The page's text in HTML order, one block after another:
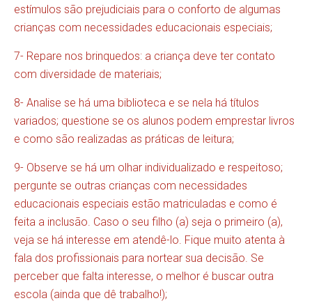
estímulos são prejudiciais para o conforto de algumas
crianças com necessidades educacionais especiais;
7- Repare nos brinquedos: a criança deve ter contato
com diversidade de materiais;
8- Analise se há uma biblioteca e se nela há títulos
variados; questione se os alunos podem emprestar livros
e como são realizadas as práticas de leitura;
9- Observe se há um olhar individualizado e respeitoso;
pergunte se outras crianças com necessidades
educacionais especiais estão matriculadas e como é
feita a inclusão. Caso o seu filho (a) seja o primeiro (a),
veja se há interesse em atendê-lo. Fique muito atenta à
fala dos profissionais para nortear sua decisão. Se
perceber que falta interesse, o melhor é buscar outra
escola (ainda que dê trabalho!);